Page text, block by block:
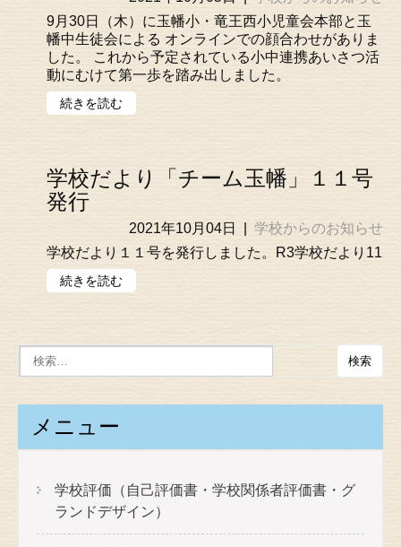
9月30日（木）に玉幡小・竜王西小児童会本部と玉
幡中生徒会による オンラインでの顔合わせがありま
した。 これから予定されている小中連携あいさつ活
動にむけて第一歩を踏み出しました。
続きを読む
学校だより「チーム玉幡」１１号
発行
2021年10月04日
学校からのお知らせ
学校だより１１号を発行しました。R3学校だより11
続きを読む
メニュー
学校評価（自己評価書・学校関係者評価書・グ
ランドデザイン）